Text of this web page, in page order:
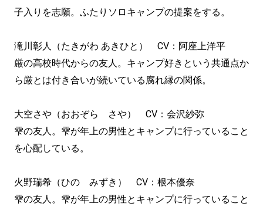
子入りを志願。ふたりソロキャンプの提案をする。
滝川彰人（たきがわ あきひと） CV：阿座上洋平
厳の高校時代からの友人。キャンプ好きという共通点か
ら厳とは付き合いが続いている腐れ縁の関係。
大空さや（おおぞら さや） CV：会沢紗弥
雫の友人。雫が年上の男性とキャンプに行っていること
を心配している。
火野瑞希（ひの みずき） CV：根本優奈
雫の友人。雫が年上の男性とキャンプに行っていること